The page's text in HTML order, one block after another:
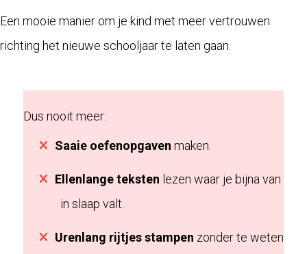
Een mooie manier om je kind met meer vertrouwen
richting het nieuwe schooljaar te laten gaan.
Dus nooit meer:
Saaie oefenopgaven maken.
Ellenlange teksten lezen waar je bijna van
in slaap valt.
Urenlang rijtjes stampen zonder te weten